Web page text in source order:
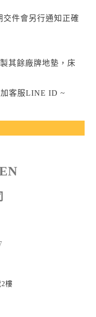
件會另行通知正確
其餘廠牌地墊，床
客服LINE ID ~
樓